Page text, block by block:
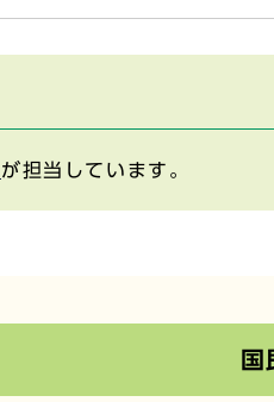
が担当しています。
国